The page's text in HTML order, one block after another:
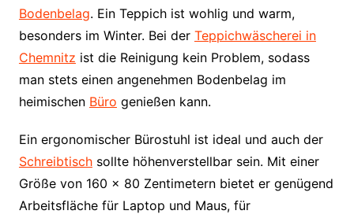
Bodenbelag. Ein Teppich ist wohlig und warm,
besonders im Winter. Bei der Teppichwäscherei in
Chemnitz ist die Reinigung kein Problem, sodass
man stets einen angenehmen Bodenbelag im
heimischen Büro genießen kann.
Ein ergonomischer Bürostuhl ist ideal und auch der
Schreibtischsollte höhenverstellbar sein. Mit einer
Größe von 160 x 80 Zentimetern bietet er genügend
Arbeitsfläche für Laptop und Maus, für